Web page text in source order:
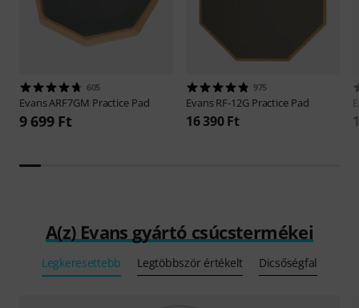
605
EvansARF7GM Practice Pad
9 699 Ft
975
EvansRF-12G Practice Pad
16 390 Ft
A(z) Evans gyártó csúcstermékei
Legkeresettebb Legtöbbször értékelt Dicsőségfal